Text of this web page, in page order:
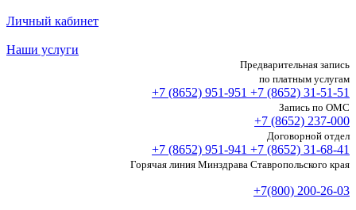
Личный кабинет
Наши услуги
Предварительная запись
по платным услугам
+7 (8652) 951-951 +7 (8652) 31-51-51
Запись по ОМС
+7 (8652) 237-000
Договорной отдел
+7 (8652) 951-941 +7 (8652) 31-68-41
Горячая линия Минздрава Ставропольского края
+7(800) 200-26-03